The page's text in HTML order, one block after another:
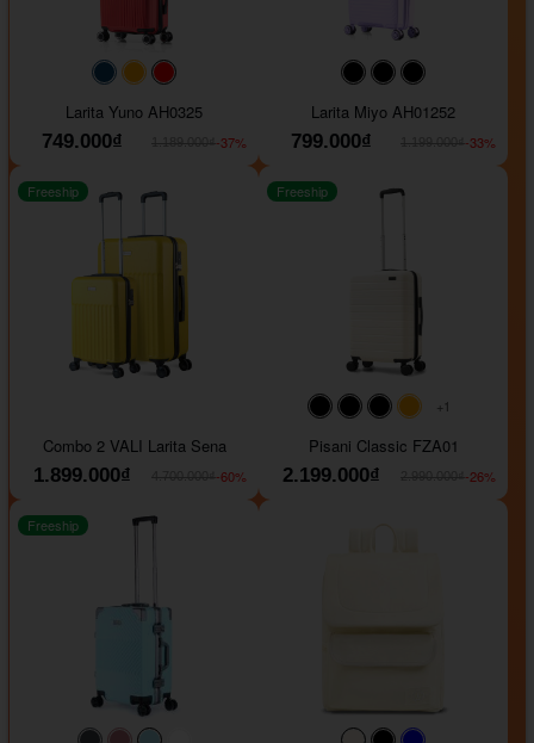
#093f69#ffa500
Larita Yuno AH0325
749.000₫
-37%
#000000#000000
Larita Miyo AH01252
799.000₫
-33%
Freeship
Combo 2 VALI Larita Sena
1.899.000₫
-60%
#000000#000000
#000000
#ffa500
+1
Freeship
Pisani Classic FZA01
2.199.000₫
-26%
Freeship